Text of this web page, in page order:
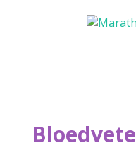
Bloedvete